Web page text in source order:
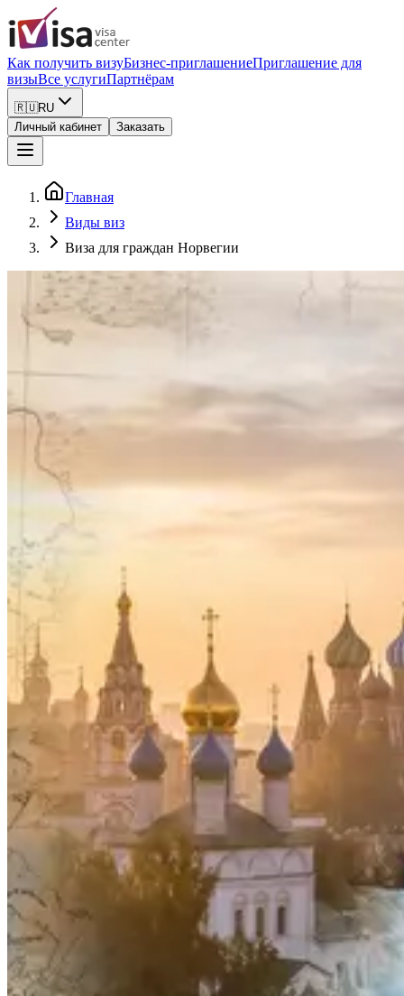
Как получить визуБизнес-приглашениеПриглашение для
визыВсе услугиПартнёрам
🇷🇺RU
Личный кабинет
Заказать
Главная
Виды виз
Виза для граждан Норвегии